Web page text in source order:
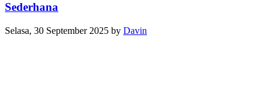
Sederhana
Selasa, 30 September 2025 by Davin